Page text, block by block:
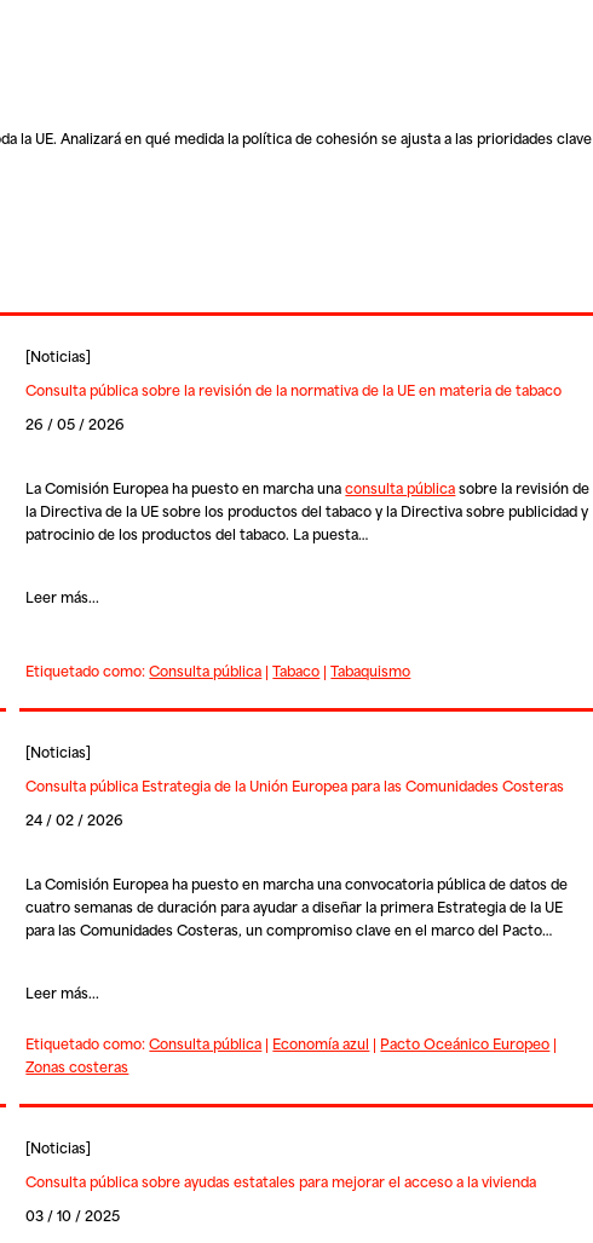
UE. Analizará en qué medida la política de cohesión se ajusta a las prioridades clave
[Noticias]
Consulta pública sobre la revisión de la normativa de la UE en materia de tabaco
26 / 05 / 2026
La Comisión Europea ha puesto en marcha unaconsulta públicasobre la revisión de
la Directiva de la UE sobre los productos del tabaco y la Directiva sobre publicidad y
patrocinio de los productos del tabaco. La puesta…
Leer más...
Etiquetado como:Consulta pública |Tabaco |Tabaquismo
[Noticias]
Consulta pública Estrategia de la Unión Europea para las Comunidades Costeras
24 / 02 / 2026
La Comisión Europea ha puesto en marcha una convocatoria pública de datos de
cuatro semanas de duración para ayudar a diseñar la primera Estrategia de la UE
para las Comunidades Costeras, un compromiso clave en el marco del Pacto…
Leer más...
Etiquetado como:Consulta pública | Economía azul | Pacto Oceánico Europeo |
Zonas costeras
[Noticias]
Consulta pública sobre ayudas estatales para mejorar el acceso a la vivienda
03 / 10 / 2025